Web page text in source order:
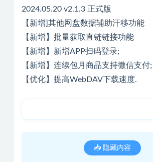
2024.05.20 v2.1.3 正式版
【新增]其他网盘数据辅助汗移功能
【新增】批量获取直链链接功能
【新增】新增APP扫码登录;
【新增】连续包月商品支持微信支付;
【优化】提高WebDAV下载速度.
📥 隐藏内容